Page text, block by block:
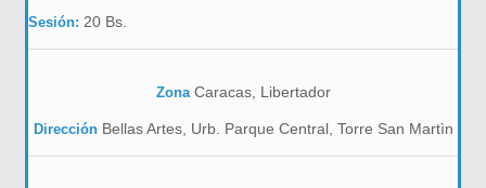
Sesión:20 Bs.
Zona Caracas, Libertador
DirecciónBellas Artes, Urb. Parque Central, Torre San Martìn